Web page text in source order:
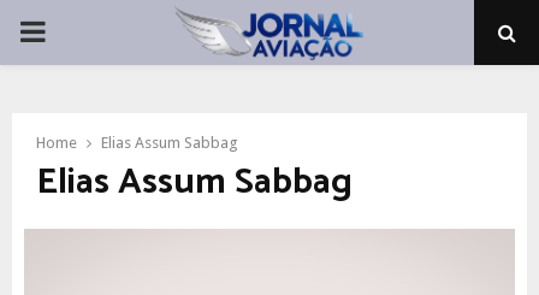
PRIMARY
Home Elias Assum Sabbag
Elias Assum Sabbag